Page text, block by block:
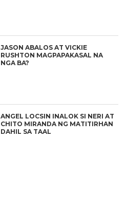
JASON ABALOS AT VICKIE
RUSHTON MAGPAPAKASAL NA
NGA BA?
ANGEL LOCSIN INALOK SI NERI AT
CHITO MIRANDA NG MATITIRHAN
DAHIL SA TAAL